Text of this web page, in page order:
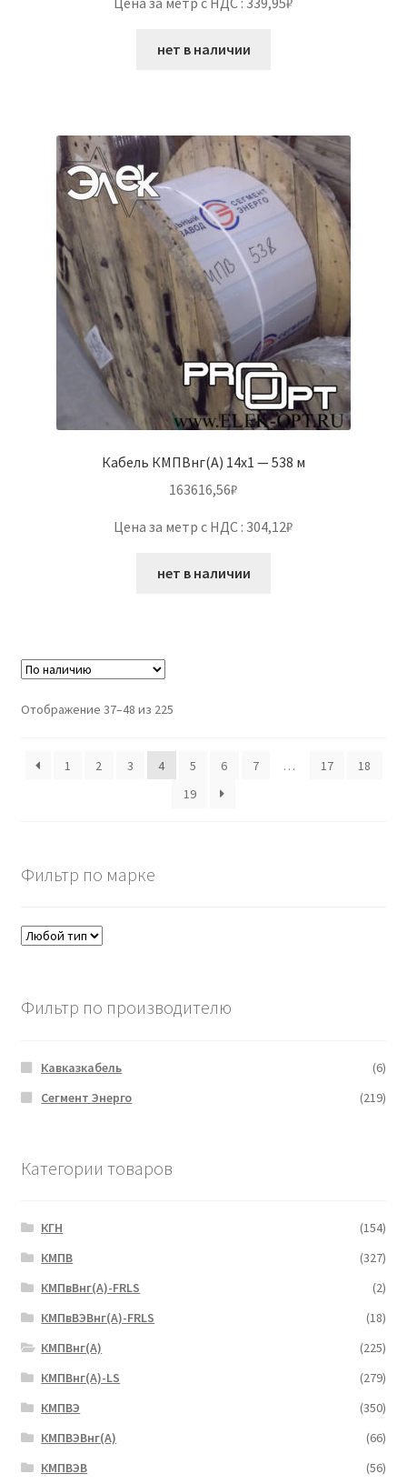
нет в наличии
Кабель КМПВнг(А) 14х1 — 538 м
163616,56₽
Цена за метр с НДС : 304,12₽
нет в наличии
Отображение 37–48 из 225
1 2 3 4 5 6 7 … 17
18
19
Фильтр по марке
Фильтр по производителю
Кавказкабель
(6)
Сегмент Энерго
(219)
Категории товаров
КГН
(154)
КМПВ
(327)
КМПвВнг(А)-FRLS
(2)
КМПвВЭВнг(А)-FRLS
(18)
КМПВнг(А)
(225)
КМПВнг(А)-LS
(279)
КМПВЭ
(350)
КМПВЭBнг(А)
(66)
КМПВЭВ
(56)